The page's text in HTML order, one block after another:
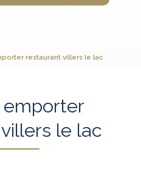
restaurant villers le lac
emporter
le lac